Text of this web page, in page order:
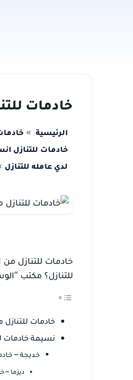
خادمات للتنازل
الرئيسية
خادمات للتنازل
لدي عامله للتنازل
خادمات للتنازل من
للتنازل؟ مكتب
خادمات للتنازل
نسيمة خادمات
خديجة –
ديزما –